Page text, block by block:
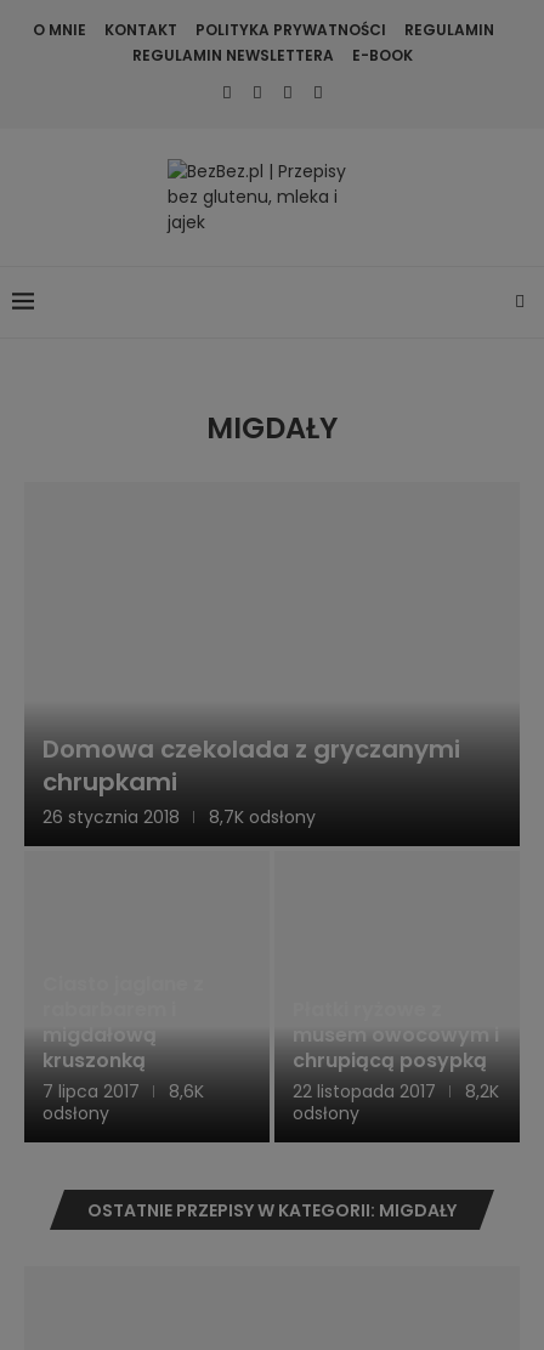
O MNIE KONTAKT POLITYKA PRYWATNOŚCI
REGULAMIN
REGULAMIN NEWSLETTERA
E-BOOK
MIGDAŁY
Domowa czekolada z gryczanymi
chrupkami
26 stycznia 2018 8,7K odsłony
migdałową
kruszonką
7 lipca 2017
8,6K
odsłony
musem owocowym i
chrupiącą posypką
22 listopada 2017
8,2K
odsłony
OSTATNIE PRZEPISY W KATEGORII: MIGDAŁY